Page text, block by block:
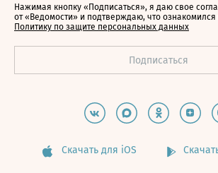
Нажимая кнопку «Подписаться», я даю свое
от «Ведомости» и подтверждаю, что
Политику по защите персональных данных
Скачать для iOS